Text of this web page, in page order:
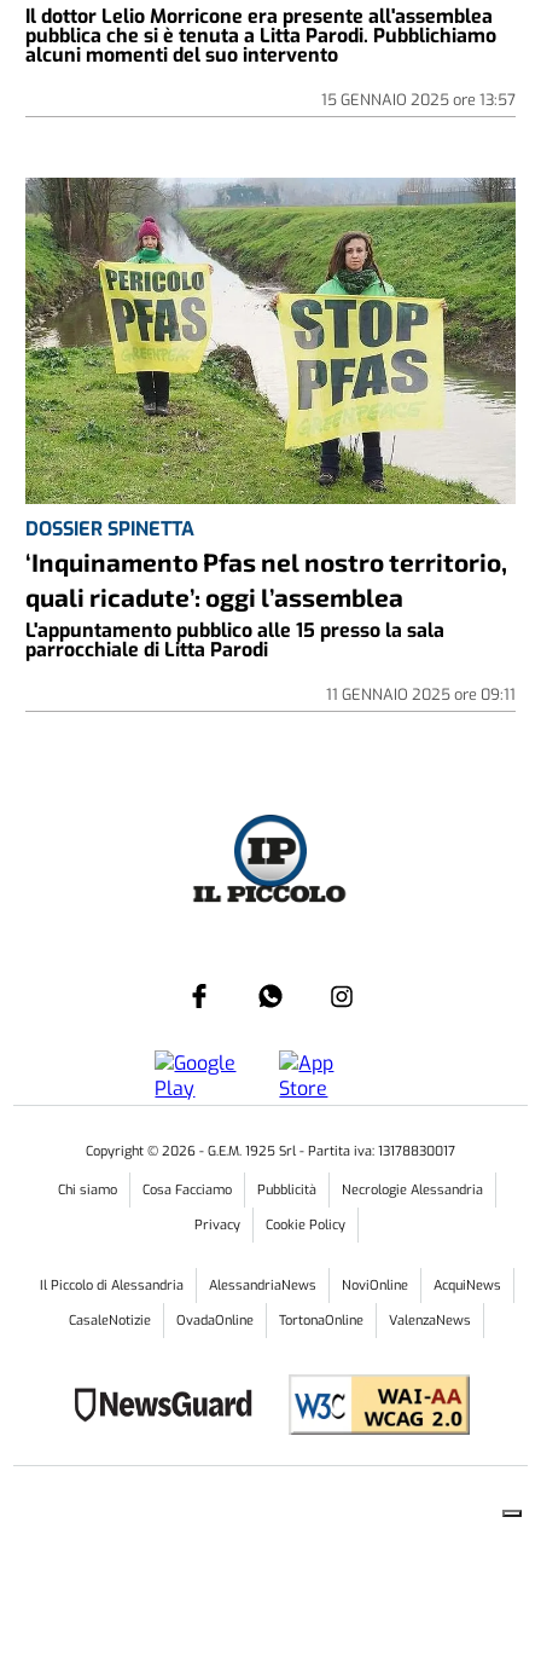
Il dottor Lelio Morricone era presente all'assemblea
pubblica che si è tenuta a Litta Parodi. Pubblichiamo
alcuni momenti del suo intervento
15 GENNAIO 2025ore 13:57
DOSSIER SPINETTA
‘Inquinamento Pfas nel nostro territorio,
quali ricadute’: oggi l’assemblea
L'appuntamento pubblico alle 15 presso la sala
parrocchiale di Litta Parodi
11 GENNAIO 2025ore 09:11
Copyright © 2026 - G.E.M. 1925 Srl - Partita iva: 13178830017
Chi siamo Cosa Facciamo Pubblicità
Necrologie Alessandria
Privacy
Cookie Policy
Il Piccolo di Alessandria AlessandriaNews NoviOnline
AcquiNews
CasaleNotizie
OvadaOnline TortonaOnline ValenzaNews